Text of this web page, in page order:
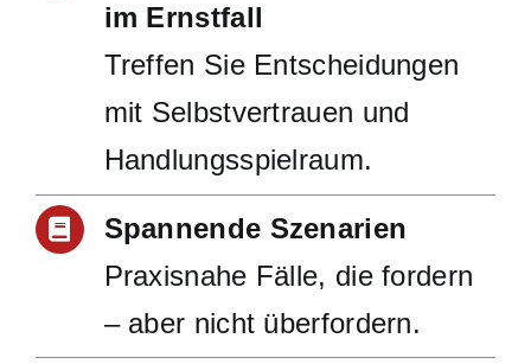
im Ernstfall
Treffen Sie Entscheidungen
mit Selbstvertrauen und
Handlungsspielraum.
Spannende Szenarien
Praxisnahe Fälle, die fordern
– aber nicht überfordern.